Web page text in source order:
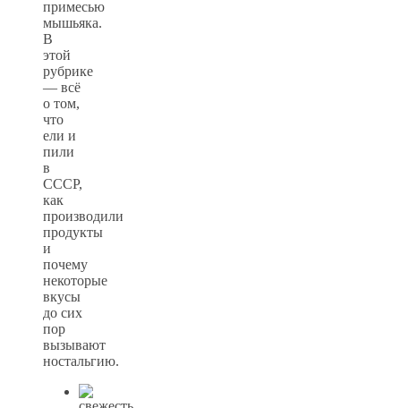
примесью
мышьяка.
В
этой
рубрике
— всё
о том,
что
ели и
пили
в
СССР,
как
производили
продукты
и
почему
некоторые
вкусы
до сих
пор
вызывают
ностальгию.